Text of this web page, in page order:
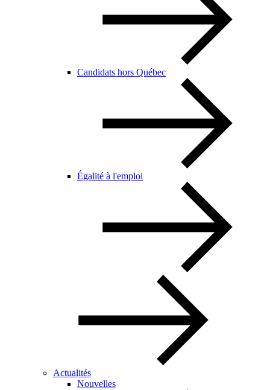
Candidats hors Québec
Égalité à l'emploi
Actualités
Nouvelles